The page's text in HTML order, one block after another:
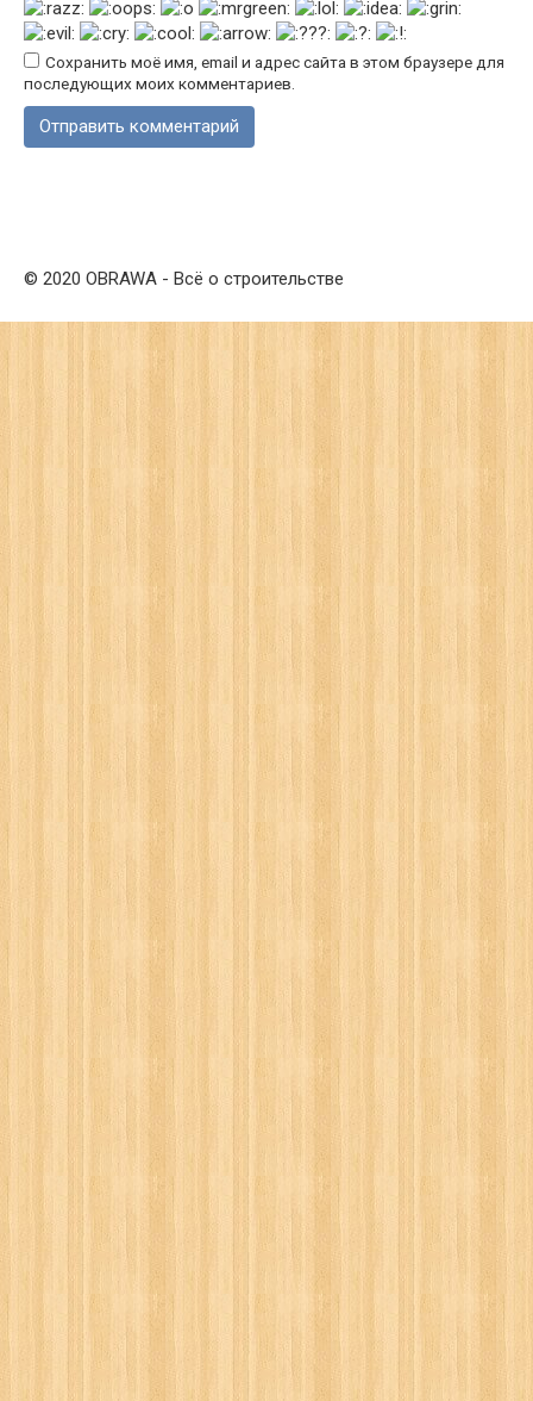
Сохранить моё имя, email и адрес сайта в этом браузере для
последующих моих комментариев.
© 2020 OBRAWA - Всё о строительстве